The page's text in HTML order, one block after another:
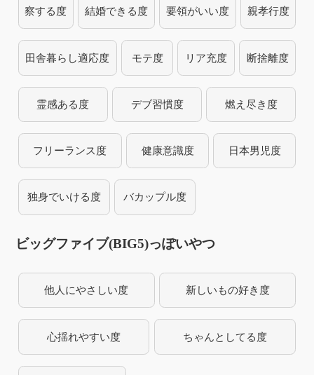
察する度 結婚できる度 要領がいい度 親孝行度
田舎暮らし適応度 モテ度 リア充度 断捨離度
霊感ある度 デブ習慣度 燃え尽き度
フリーランス度 健康意識度 日本男児度
独身でいける度 バカップル度
ビッグファイブ(BIG5)っぽいやつ
他人にやさしい度 新しいもの好き度
心揺れやすい度 ちゃんとしてる度